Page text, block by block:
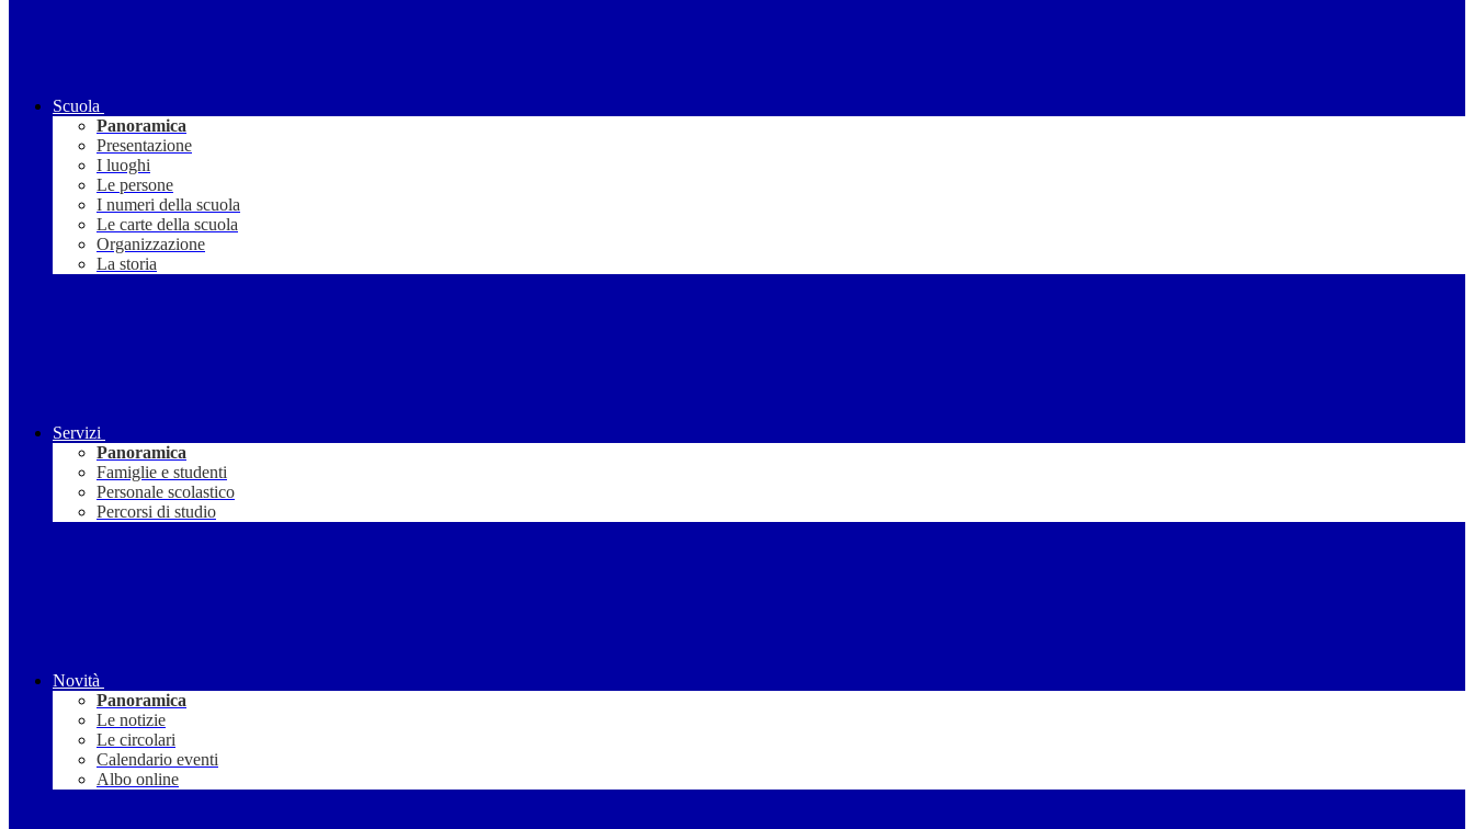
Scuola
Panoramica
Presentazione
I luoghi
Le persone
I numeri della scuola
Le carte della scuola
Organizzazione
La storia
Servizi
Panoramica
Famiglie e studenti
Personale scolastico
Percorsi di studio
Novità
Panoramica
Le notizie
Le circolari
Calendario eventi
Albo online